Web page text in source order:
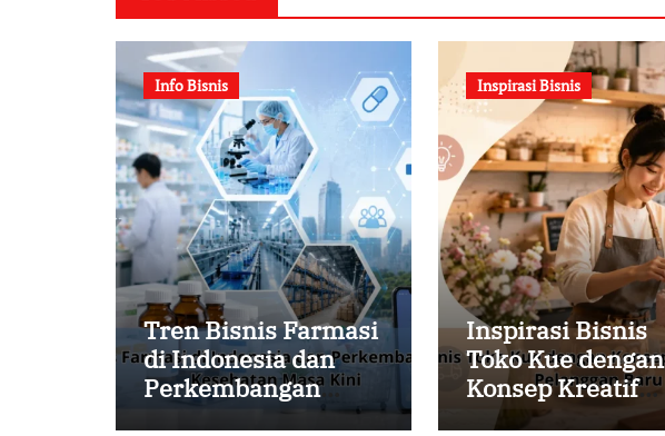
Info Bisnis
Tren Bisnis Farmasi
di Indonesia dan
Perkembangan
Industri Kesehatan
Inspirasi Bisnis
Inspirasi Bisnis
Toko Kue dengan
Konsep Kreatif
untuk Menarik